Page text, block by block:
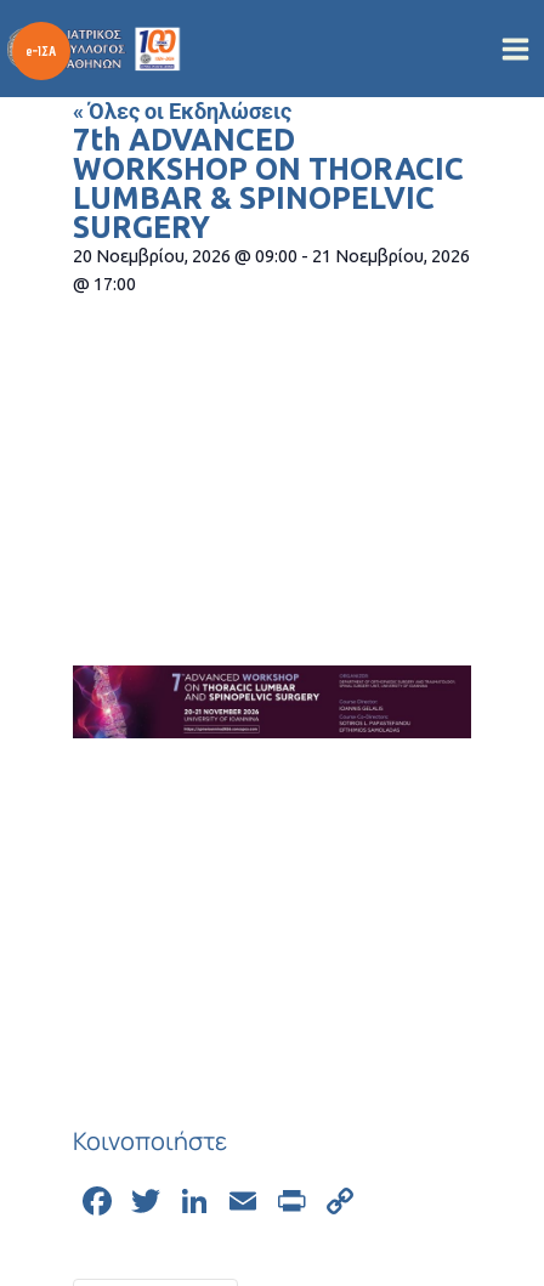
στο
περιεχόμενο
« Όλες οι Εκδηλώσεις
7th ADVANCED
WORKSHOP ON THORACIC
LUMBAR & SPINOPELVIC
SURGERY
20 Νοεμβρίου, 2026 @ 09:00 - 21 Νοεμβρίου, 2026
@ 17:00
Κοινοποιήστε
Facebook
Twitter
LinkedIn
Email
Print